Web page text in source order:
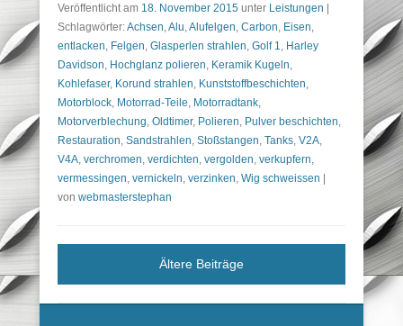
Veröffentlicht am 18. November 2015 unter Leistungen |
Schlagwörter:Achsen,Alu,Alufelgen, Carbon, Eisen,
entlacken, Felgen, Glasperlen strahlen, Golf 1, Harley
Davidson, Hochglanz polieren, Keramik Kugeln,
Kohlefaser, Korund strahlen, Kunststoffbeschichten,
Motorblock, Motorrad-Teile, Motorradtank,
Motorverblechung, Oldtimer, Polieren, Pulver beschichten,
Restauration, Sandstrahlen, Stoßstangen, Tanks, V2A,
V4A, verchromen, verdichten, vergolden, verkupfern,
vermessingen, vernickeln, verzinken, Wig schweissen |
von webmasterstephan
Ältere Beiträge